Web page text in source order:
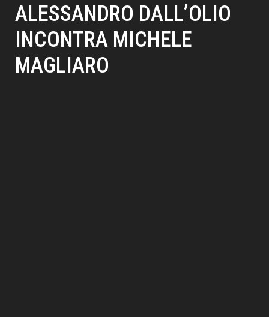
ALESSANDRO DALL’OLIO
INCONTRA MICHELE
MAGLIARO